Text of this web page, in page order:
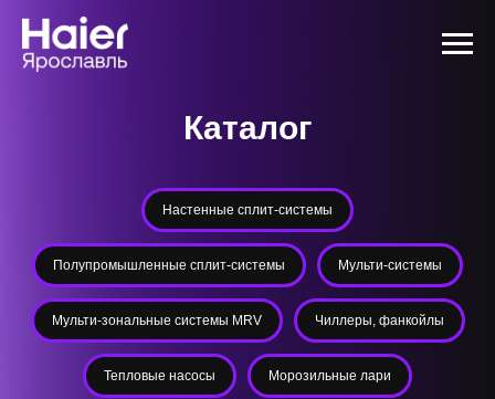
Каталог
Настенные сплит-системы
Полупромышленные сплит-системы Мульти-системы
Мульти-зональные системы MRV Чиллеры, фанкойлы
Тепловые насосы Морозильные лари